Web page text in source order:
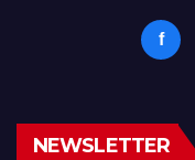
f
NEWSLETTER